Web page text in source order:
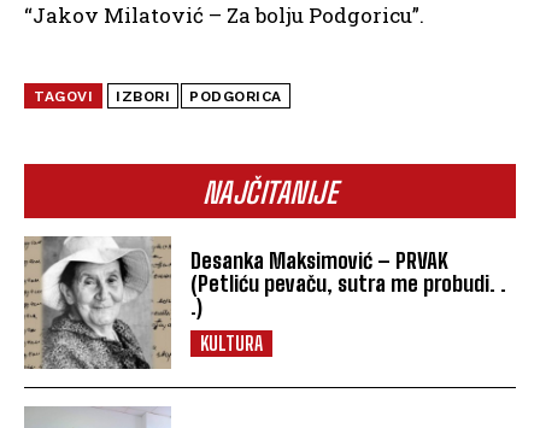
NAJČITANIJE
Desanka Maksimović – PRVAK
(Petliću pevaču, sutra me probudi. .
.)
KULTURA
“Jakov Milatović – Za bolju Podgoricu”.
TAGOVI IZBORI PODGORICA